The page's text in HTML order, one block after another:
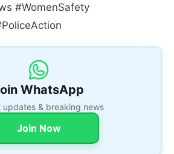
#WomenSafety
WhatsApp
updates & breaking news
Join Now